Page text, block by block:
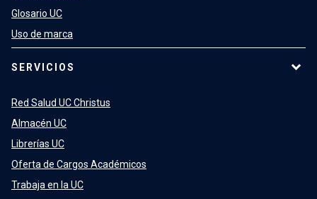
Glosario UC
Uso de marca
SERVICIOS
Red Salud UC Christus
Almacén UC
Librerías UC
Oferta de Cargos Académicos
Trabaja en la UC